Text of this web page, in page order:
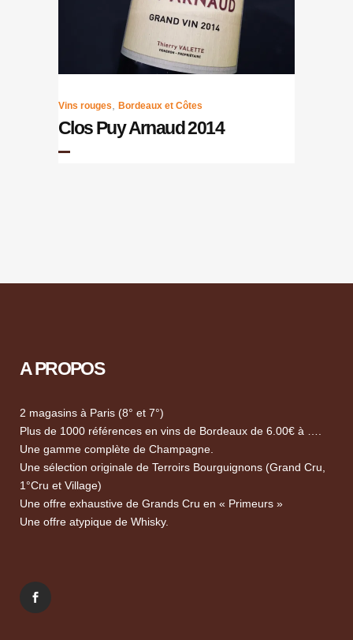
Vins rouges Bordeaux et Côtes
Clos Puy Arnaud 2014
A PROPOS
2 magasins à Paris (8° et 7°)
Plus de 1000 références en vins de Bordeaux de 6.00€ à ….
Une gamme complète de Champagne.
Une sélection originale de Terroirs Bourguignons (Grand Cru,
1°Cru et Village)
Une offre exhaustive de Grands Cru en « Primeurs »
Une offre atypique de Whisky.